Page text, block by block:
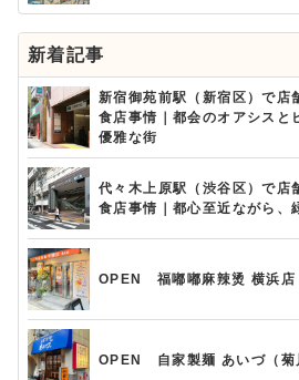
新着記事
新宿御苑前駅（新宿区）で店
食店事情｜都会のオアシスと
優雅な街
代々木上原駅（渋谷区）で店
食店事情｜都心至近ながら、
OPEN 福嘟嘟麻辣烫 横浜店
OPEN 自家製麺 あいづ（菊